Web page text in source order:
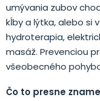
umývania zubov
kĺby a lýtka, alebo si
hydroterapia,
masáž. Prevenciou
všeobecného
Čo to presne